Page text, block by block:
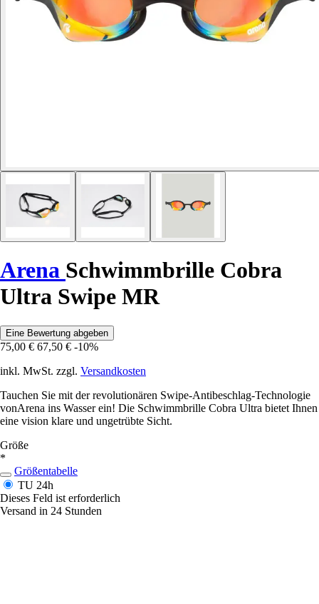
Arena Schwimmbrille Cobra
Ultra Swipe MR
Eine Bewertung abgeben
75,00 € 67,50 € -10%
inkl. MwSt. zzgl. Versandkosten
Tauchen Sie mit der revolutionären Swipe-Antibeschlag-Technologie
vonArena ins Wasser ein! Die Schwimmbrille Cobra Ultra bietet Ihnen
eine vision klare und ungetrübte Sicht.
Größe
*
Größentabelle
TU 24h
Dieses Feld ist erforderlich
Versand in 24 Stunden